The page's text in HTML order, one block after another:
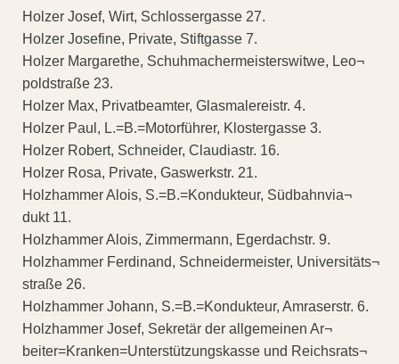
Holzer Josef, Wirt, Schlossergasse 27.
Holzer Josefine, Private, Stiftgasse 7.
Holzer Margarethe, Schuhmachermeisterswitwe, Leo¬
poldstraße 23.
Holzer Max, Privatbeamter, Glasmalereistr. 4.
Holzer Paul, L.=B.=Motorführer, Klostergasse 3.
Holzer Robert, Schneider, Claudiastr. 16.
Holzer Rosa, Private, Gaswerkstr. 21.
Holzhammer Alois, S.=B.=Kondukteur, Südbahnvia¬
dukt 11.
Holzhammer Alois, Zimmermann, Egerdachstr. 9.
Holzhammer Ferdinand, Schneidermeister, Universitäts¬
straße 26.
Holzhammer Johann, S.=B.=Kondukteur, Amraserstr. 6.
Holzhammer Josef, Sekretär der allgemeinen Ar¬
beiter=Kranken=Unterstützungskasse und Reichsrats¬